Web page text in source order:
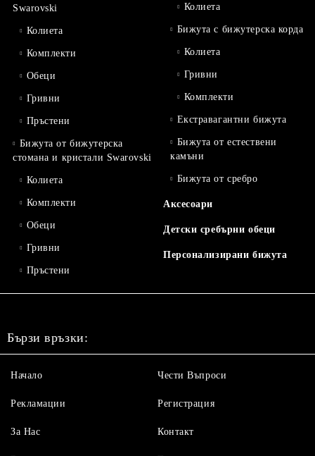
Swarovski
Колиета
Комплекти
Обеци
Гривни
Пръстени
Бижута от бижутерска
стомана и кристали Swarovski
Колиета
Комплекти
Обеци
Гривни
Пръстени
Колиета
Бижута с бижутерска корда
Колиета
Гривни
Комплекти
Екстравагантни бижута
Бижута от естествени
камъни
Бижута от сребро
Аксесоари
Детски сребърни обеци
Персонализирани бижута
Бързи връзки:
Начало
Рекламации
За Нас
Чести Въпроси
Регистрация
Контакт